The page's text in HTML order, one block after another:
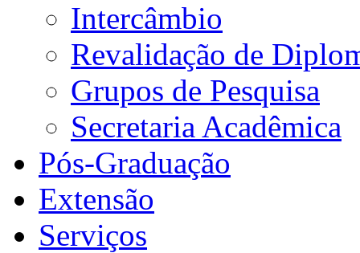
Intercâmbio
Revalidação de
Grupos de Pesquisa
Secretaria Acadêmica
Pós-Graduação
Extensão
Serviços